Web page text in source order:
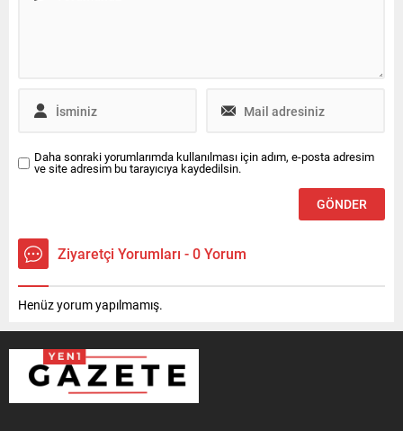
Daha sonraki yorumlarımda kullanılması için adım, e-posta adresim
ve site adresim bu tarayıcıya kaydedilsin.
Ziyaretçi Yorumları - 0 Yorum
Henüz yorum yapılmamış.